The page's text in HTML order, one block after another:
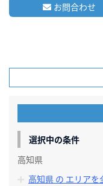
お問合わせ
選択中の条件
高知県
高知県 の エリアを